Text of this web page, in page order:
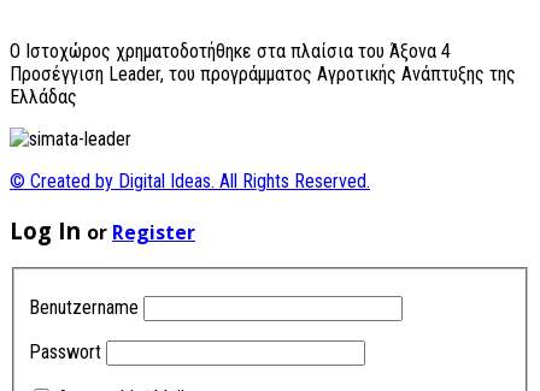
O Ιστοχώρος χρηματοδοτήθηκε στα πλαίσια του Άξονα 4
Προσέγγιση Leader, του προγράμματος Αγροτικής Ανάπτυξης της
Ελλάδας
© Created by Digital Ideas. All Rights Reserved.
Log In or Register
Benutzername
Passwort